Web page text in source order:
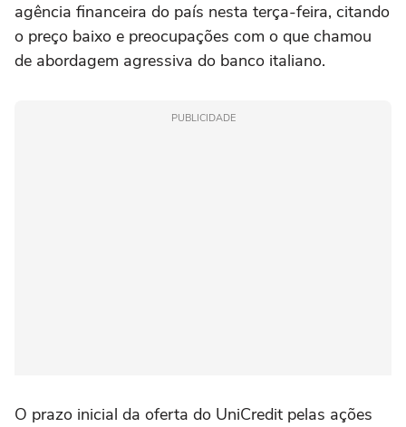
agência financeira do país nesta terça-feira, citando
o preço baixo e preocupações com o que chamou
de abordagem agressiva do banco italiano.
PUBLICIDADE
O prazo inicial da oferta do UniCredit pelas ações